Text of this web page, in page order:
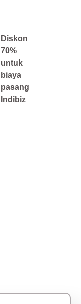
Diskon
70%
untuk
biaya
pasang
Indibiz